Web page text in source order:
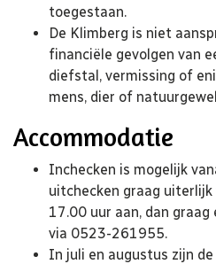
toegestaan.
De Klimberg is niet
financiële gevolgen van
diefstal, vermissing of
mens, dier of
Accommodatie
Inchecken is mogelijk
uitchecken graag
17.00 uur aan, dan
via 0523-261955.
In juli en augustus zijn